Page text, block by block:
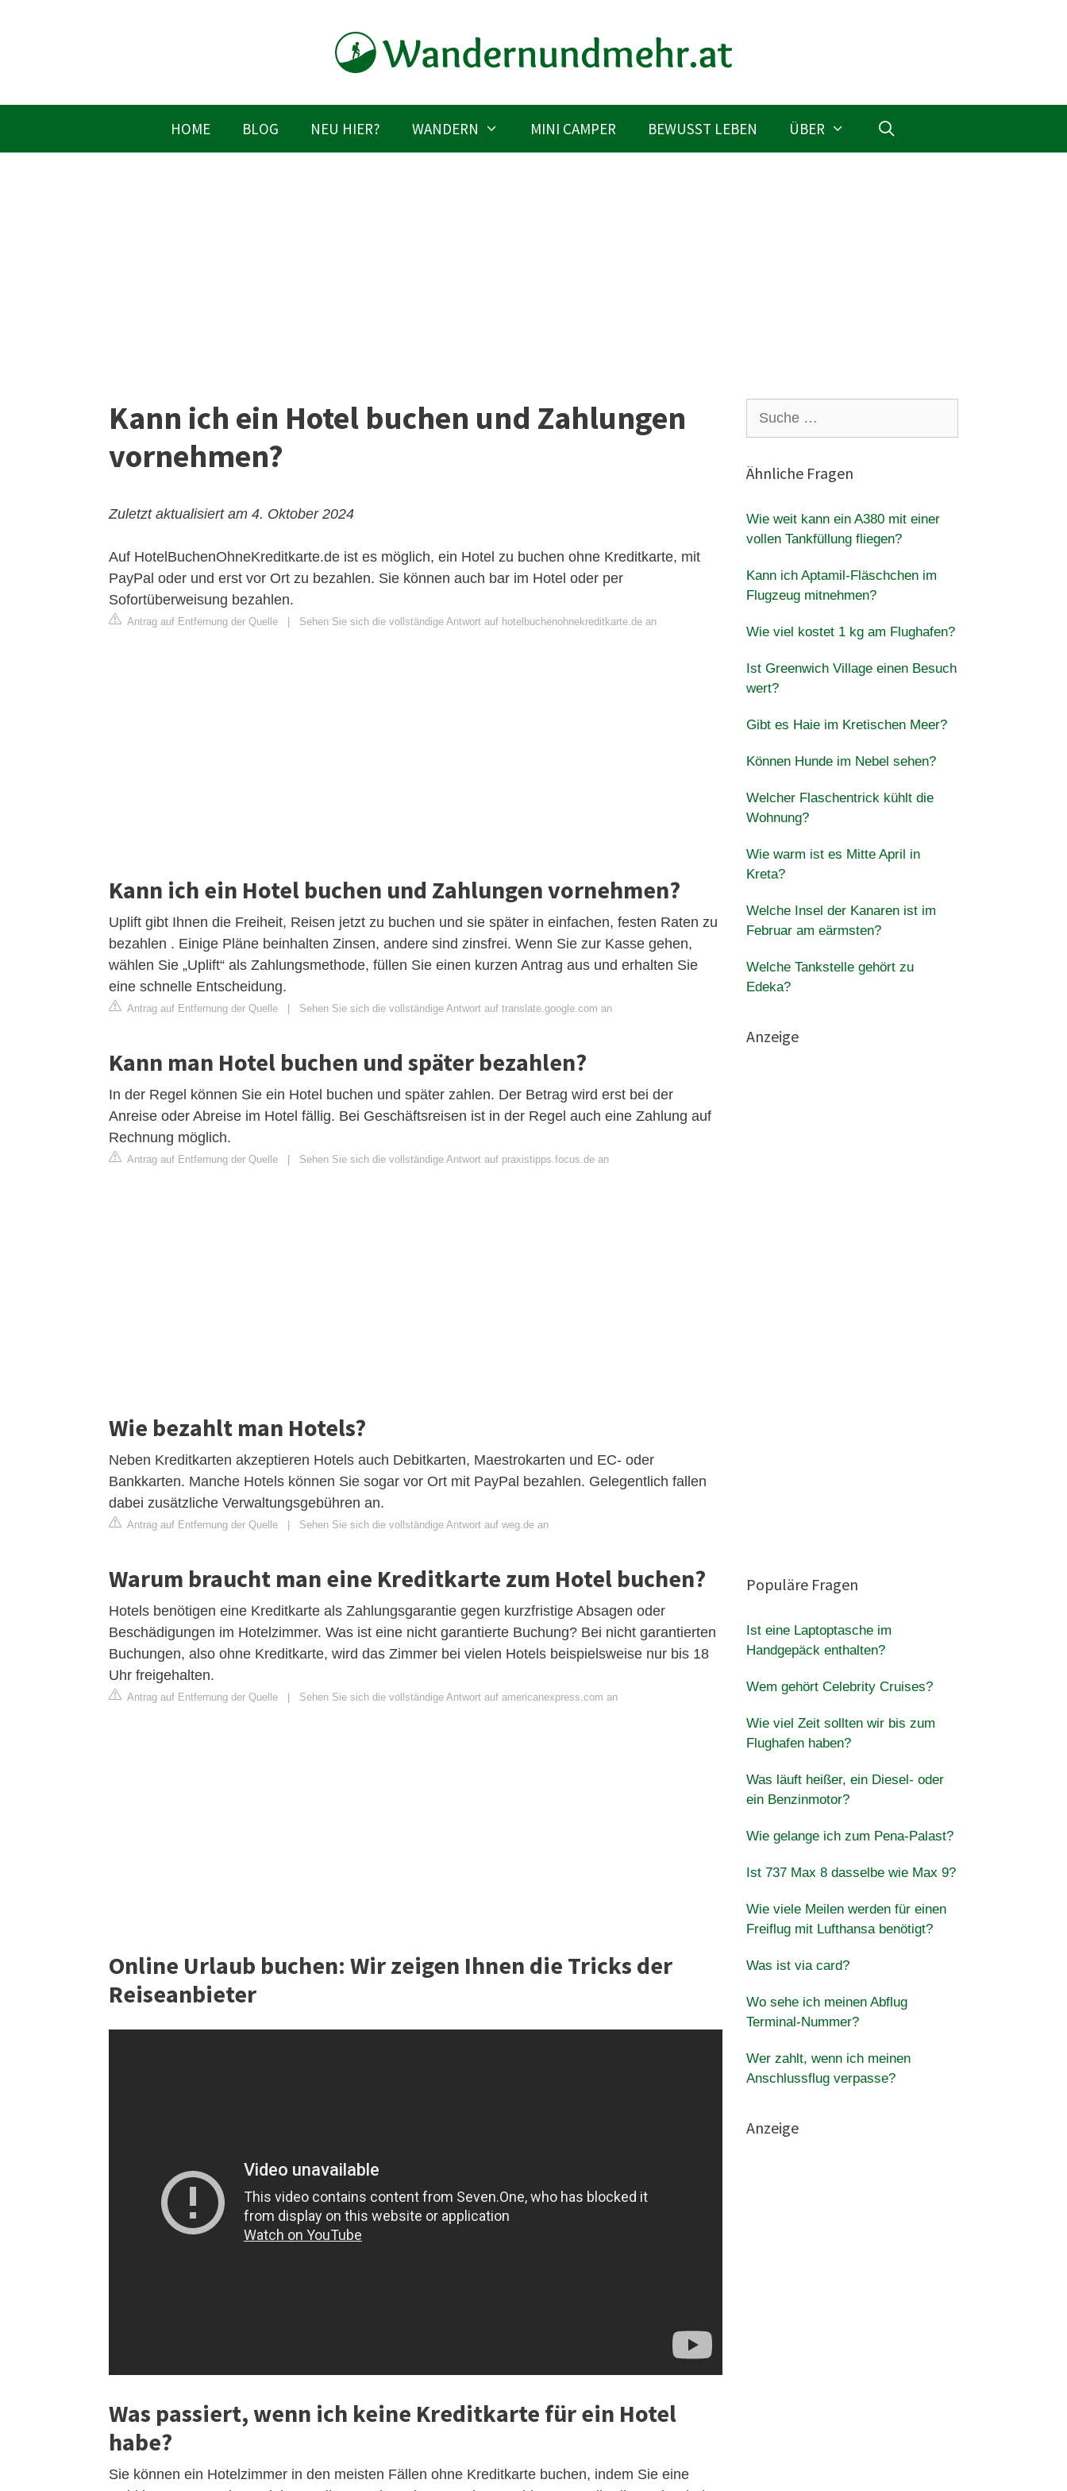
HOME BLOG NEU HIER? WANDERN MINI CAMPER BEWUSST LEBEN ÜBER
Kann ich ein Hotel buchen und Zahlungen
vornehmen?
Zuletzt aktualisiert am 4. Oktober 2024
Auf HotelBuchenOhneKreditkarte.de ist es möglich, ein Hotel zu buchen ohne Kreditkarte, mit
PayPal oder und erst vor Ort zu bezahlen. Sie können auch bar im Hotel oder per
Sofortüberweisung bezahlen.
Antrag auf Entfernung der Quelle Sehen Sie sich die vollständige Antwort auf hotelbuchenohnekreditkarte.de an
Kann ich ein Hotel buchen und Zahlungen vornehmen?
Uplift gibt Ihnen die Freiheit, Reisen jetzt zu buchen und sie später in einfachen, festen Raten zu
bezahlen . Einige Pläne beinhalten Zinsen, andere sind zinsfrei. Wenn Sie zur Kasse gehen,
wählen Sie „Uplift“ als Zahlungsmethode, füllen Sie einen kurzen Antrag aus und erhalten Sie
eine schnelle Entscheidung.
Antrag auf Entfernung der Quelle Sehen Sie sich die vollständige Antwort auf translate.google.com an
Kann man Hotel buchen und später bezahlen?
In der Regel können Sie ein Hotel buchen und später zahlen. Der Betrag wird erst bei der
Anreise oder Abreise im Hotel fällig. Bei Geschäftsreisen ist in der Regel auch eine Zahlung auf
Rechnung möglich.
Antrag auf Entfernung der Quelle Sehen Sie sich die vollständige Antwort auf praxistipps.focus.de an
Wie bezahlt man Hotels?
Neben Kreditkarten akzeptieren Hotels auch Debitkarten, Maestrokarten und EC- oder
Bankkarten. Manche Hotels können Sie sogar vor Ort mit PayPal bezahlen. Gelegentlich fallen
dabei zusätzliche Verwaltungsgebühren an.
Antrag auf Entfernung der Quelle Sehen Sie sich die vollständige Antwort auf weg.de an
Warum braucht man eine Kreditkarte zum Hotel buchen?
Hotels benötigen eine Kreditkarte als Zahlungsgarantie gegen kurzfristige Absagen oder
Beschädigungen im Hotelzimmer. Was ist eine nicht garantierte Buchung? Bei nicht garantierten
Buchungen, also ohne Kreditkarte, wird das Zimmer bei vielen Hotels beispielsweise nur bis 18
Uhr freigehalten.
Antrag auf Entfernung der Quelle Sehen Sie sich die vollständige Antwort auf americanexpress.com an
Online Urlaub buchen: Wir zeigen Ihnen die Tricks der
Reiseanbieter
Was passiert, wenn ich keine Kreditkarte für ein Hotel
habe?
Sie können ein Hotelzimmer in den meisten Fällen ohne Kreditkarte buchen, indem Sie eine
nach:
Ähnliche Fragen
Wie weit kann ein A380 mit einer
vollen Tankfüllung fliegen?
Kann ich Aptamil-Fläschchen im
Flugzeug mitnehmen?
Wie viel kostet 1 kg am Flughafen?
Ist Greenwich Village einen Besuch
wert?
Gibt es Haie im Kretischen Meer?
Können Hunde im Nebel sehen?
Welcher Flaschentrick kühlt die
Wohnung?
Wie warm ist es Mitte April in
Kreta?
Welche Insel der Kanaren ist im
Februar am eärmsten?
Welche Tankstelle gehört zu
Edeka?
Anzeige
Populäre Fragen
Ist eine Laptoptasche im
Handgepäck enthalten?
Wem gehört Celebrity Cruises?
Wie viel Zeit sollten wir bis zum
Flughafen haben?
Was läuft heißer, ein Diesel- oder
ein Benzinmotor?
Wie gelange ich zum Pena-Palast?
Ist 737 Max 8 dasselbe wie Max 9?
Wie viele Meilen werden für einen
Freiflug mit Lufthansa benötigt?
Was ist via card?
Wo sehe ich meinen Abflug
Terminal-Nummer?
Wer zahlt, wenn ich meinen
Anschlussflug verpasse?
Anzeige